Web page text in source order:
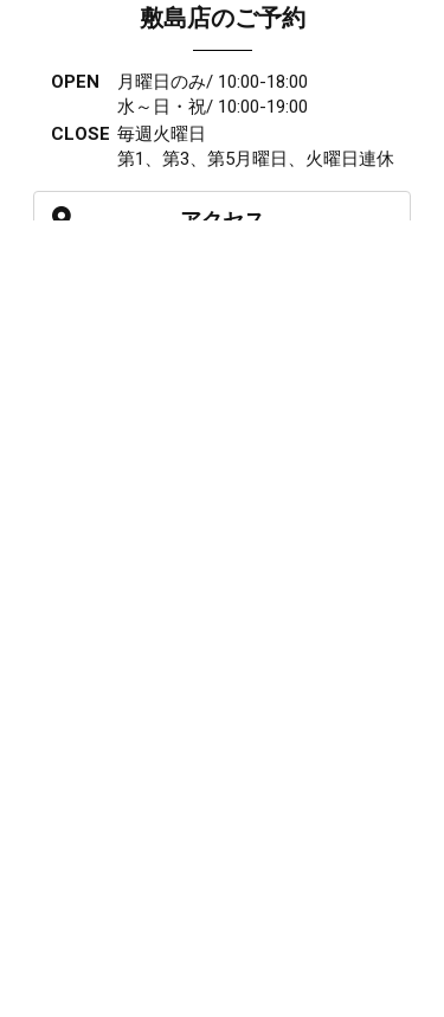
敷島店のご予約
OPEN
月曜日のみ/ 10:00-18:00
水～日・祝/ 10:00-19:00
CLOSE 毎週火曜日
第1、第3、第5月曜日、火曜日連休
アクセス